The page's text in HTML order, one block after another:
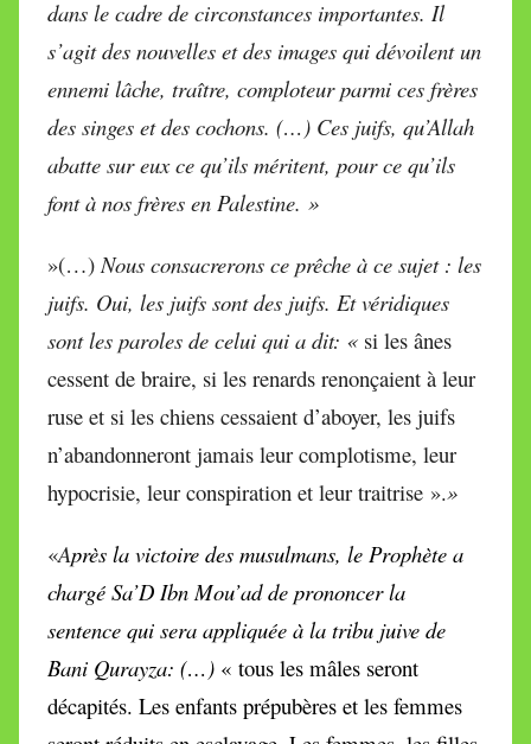
dans le cadre de circonstances importantes. Il
s’agit des nouvelles et des images qui dévoilent un
ennemi lâche, traître, comploteur parmi ces frères
des singes et des cochons. (…) Ces juifs, qu’Allah
abatte sur eux ce qu’ils méritent, pour ce qu’ils
font à nos frères en Palestine. »
»(…) Nous consacrerons ce prêche à ce sujet : les
juifs. Oui, les juifs sont des juifs. Et véridiques
sont les paroles de celui qui a dit: « si les ânes
cessent de braire, si les renards renonçaient à leur
ruse et si les chiens cessaient d’aboyer, les juifs
n’abandonneront jamais leur complotisme, leur
hypocrisie, leur conspiration et leur traitrise ».»
«Après la victoire des musulmans, le Prophète a
chargé Sa’D Ibn Mou’ad de prononcer la
sentence qui sera appliquée à la tribu juive de
Bani Qurayza: (…) « tous les mâles seront
décapités. Les enfants prépubères et les femmes